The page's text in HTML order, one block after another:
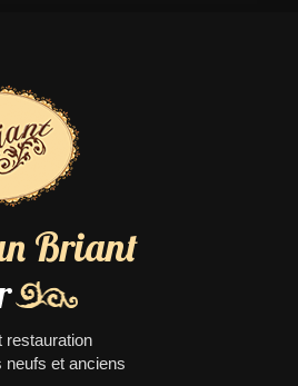
Briant
restauration
neufs et anciens